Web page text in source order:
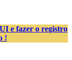
e fazer o registro
!